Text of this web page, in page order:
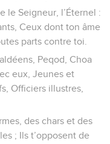
le Seigneur, l’Éternel :
Ceux dont ton âme
parts contre toi.
Peqod, Choa
eux, Jeunes et
Officiers illustres,
des chars et des
; Ils t’opposent de